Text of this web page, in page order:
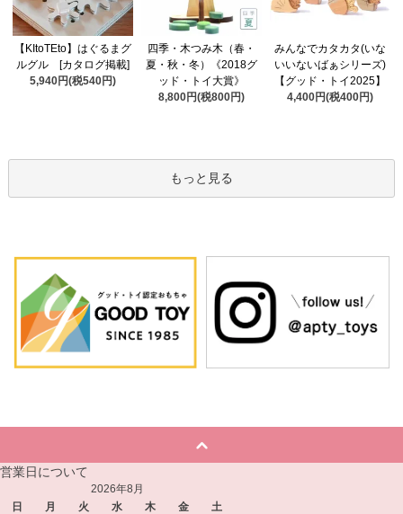
【KItoTEto】はぐるまグ
ルグル [カタログ掲載]
5,940円(税540円)
四季・木つみ木（春・
夏・秋・冬）《2018グ
ッド・トイ大賞》
8,800円(税800円)
みんなでカタカタ(いな
いいないばぁシリーズ)
【グッド・トイ2025】
4,400円(税400円)
もっと見る
営業日について
2026年8月
日
月 火 水 木 金
土